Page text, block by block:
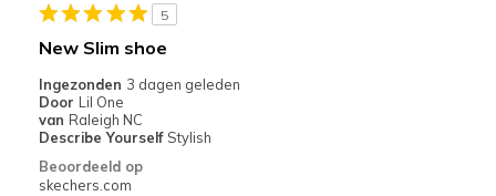
page
met
migratiegeschiedenis
van
de
5
New Slim shoe
Ingezonden 3 dagen geleden
Door Lil One
van Raleigh NC
Describe Yourself Stylish
Beoordeeld op
skechers.com